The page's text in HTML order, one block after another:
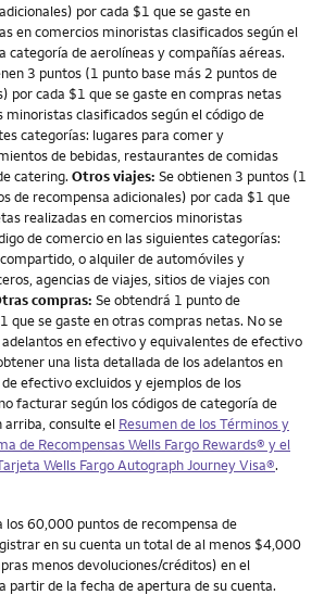
por cada $1 que se gaste en
en comercios minoristas clasificados según el
categoría de aerolíneas y compañías aéreas.
3 puntos (1 punto base más 2 puntos de
por cada $1 que se gaste en compras netas
minoristas clasificados según el código de
categorías: lugares para comer y
de bebidas, restaurantes de comidas
catering. Otros viajes: Se obtienen 3 puntos (1
de recompensa adicionales) por cada $1 que
realizadas en comercios minoristas
de comercio en las siguientes categorías:
o alquiler de automóviles y
agencias de viajes, sitios de viajes con
compras: Se obtendrá 1 punto de
que se gaste en otras compras netas. No se
en efectivo y equivalentes de efectivo
una lista detallada de los adelantos en
efectivo excluidos y ejemplos de los
facturar según los códigos de categoría de
arriba, consulte el Resumen de los Términos y
de Recompensas Wells Fargo Rewards® y el
Wells Fargo Autograph Journey Visa®.
los 60,000 puntos de recompensa de
en su cuenta un total de al menos $4,000
menos devoluciones/créditos) en el
partir de la fecha de apertura de su cuenta.